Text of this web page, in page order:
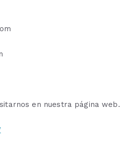
en nuestra página web.